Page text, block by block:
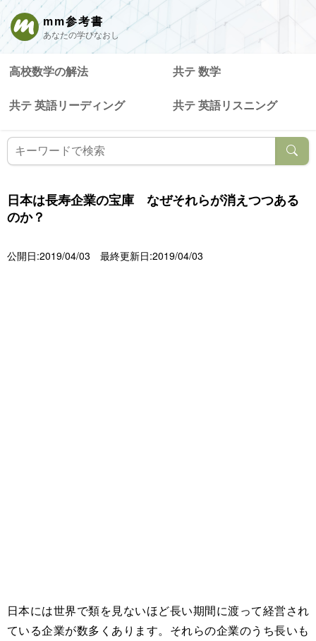
mm参考書
あなたの学びなおし
高校数学の解法 共テ 数学
共テ 英語リーディング 共テ 英語リスニング
日本は長寿企業の宝庫 なぜそれらが消えつつある
のか？
公開日:2019/04/03 最終更新日:2019/04/03
日本には世界で類を見ないほど長い期間に渡って経営され
ている企業が数多くあります。それらの企業のうち長いも